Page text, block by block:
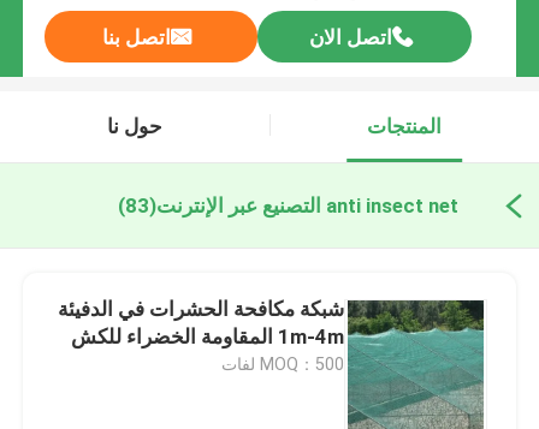
اتصل الان اتصل بنا
المنتجات حول نا
anti insect net التصنيع عبر الإنترنت (83)
شبكة مكافحة الحشرات في الدفيئة
1m-4m المقاومة الخضراء للكش
MOQ：500 لفات